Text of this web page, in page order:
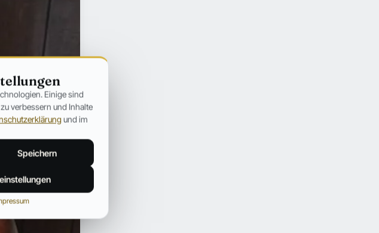
Einige sind
verbessern und Inhalte
und im
Speichern